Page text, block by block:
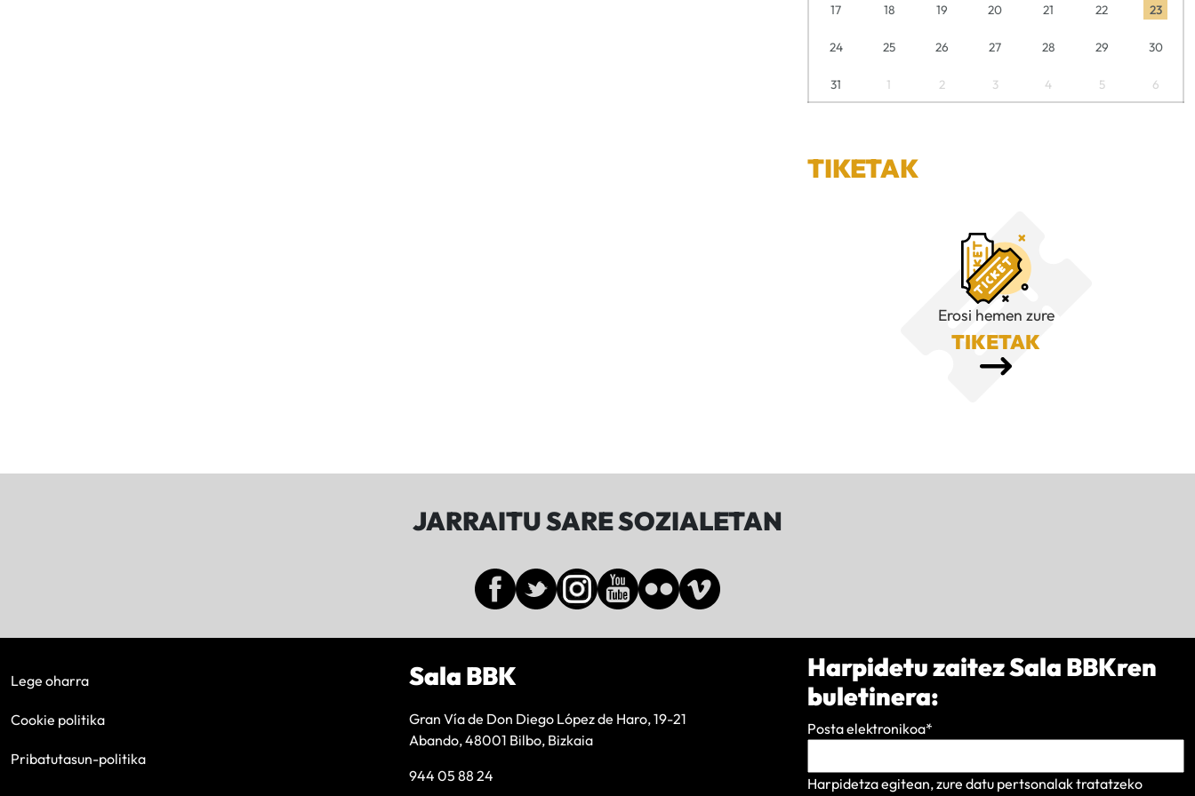
17 18 19 20 21 22 23
24 25 26 27 28 29 30
31 1 2 3 4 5 6
TIKETAK
Erosi hemen zure
TIKETAK
JARRAITU SARE SOZIALETAN
Lege oharra
Cookie politika
Pribatutasun-politika
Sala BBK
Gran Vía de Don Diego López de Haro, 19-21
Abando, 48001 Bilbo, Bizkaia
944 05 88 24
Harpidetu zaitez Sala BBKren
buletinera:
Posta elektronikoa*
Harpidetza egitean, zure datu pertsonalak tratatzeko